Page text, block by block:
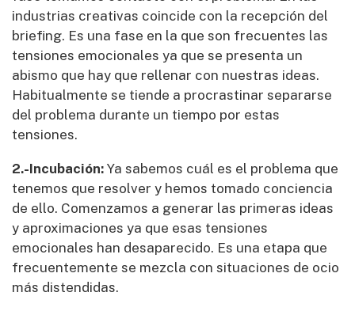
industrias creativas coincide con la recepción del
briefing. Es una fase en la que son frecuentes las
tensiones emocionales ya que se presenta un
abismo que hay que rellenar con nuestras ideas.
Habitualmente se tiende a procrastinar separarse
del problema durante un tiempo por estas
tensiones.
2.-Incubación: Ya sabemos cuál es el problema que
tenemos que resolver y hemos tomado conciencia
de ello. Comenzamos a generar las primeras ideas
y aproximaciones ya que esas tensiones
emocionales han desaparecido. Es una etapa que
frecuentemente se mezcla con situaciones de ocio
más distendidas.